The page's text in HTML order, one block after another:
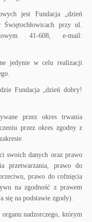
jest Fundacja „dzień
przy ul.
41-608, e-mail:
jedynie w celu realizacji
Fundacja „dzień dobry!
przez okres trwania
przez okres zgodny z
swoich danych oraz prawo
przetwarzania, prawo do
prawo do cofnięcia
na zgodność z prawem
się na podstawie zgody).
nadzorczego, którym